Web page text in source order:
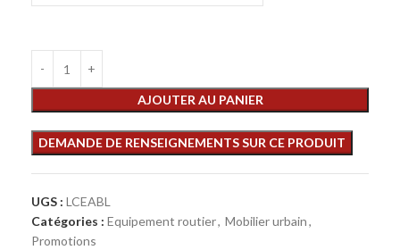
AJOUTER AU PANIER
UGS : LCEABL
Catégories : Equipement routier, Mobilier urbain,
Promotions